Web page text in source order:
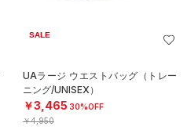
SALE
UAラージ ウエストバッグ（トレー
ニング/UNISEX）
￥3,465 30%OFF
￥4,950